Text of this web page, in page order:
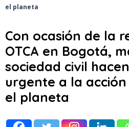
el planeta
Con ocasión de la
OTCA en Bogotá,
sociedad civil
urgente a la
el planeta